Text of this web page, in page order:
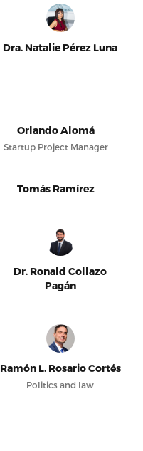
Dra. Natalie Pérez Luna
Orlando Alomá
Startup Project Manager
Tomás Ramírez
Dr. Ronald Collazo
Pagán
Ramón L. Rosario Cortés
Politics and law